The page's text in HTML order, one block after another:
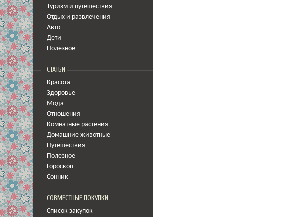
Туризм и путешествия
Отдых и развлечения
Авто
Дети
Полезное
СТАТЬИ
Красота
Здоровье
Мода
Отношения
Комнатные растения
Домашние животные
Путешествия
Полезное
Гороскоп
Сонник
СОВМЕСТНЫЕ ПОКУПКИ
Список закупок